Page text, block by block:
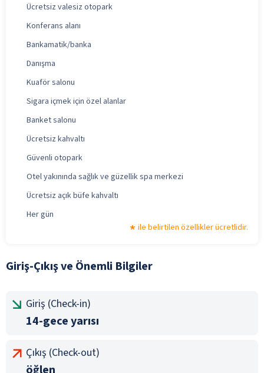
Ücretsiz valesiz otopark
Konferans alanı
Bankamatik/banka
Danışma
Kuaför salonu
Sigara içmek için özel alanlar
Banket salonu
Ücretsiz kahvaltı
Güvenli otopark
Otel yakınında sağlık ve güzellik spa merkezi
Ücretsiz açık büfe kahvaltı
Her gün
ile belirtilen özellikler ücretlidir.
Giriş-Çıkış ve Önemli Bilgiler
Giriş (Check-in)
14-gece yarısı
Çıkış (Check-out)